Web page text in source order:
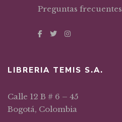
Preguntas frecuentes
LIBRERIA TEMIS S.A.
Calle 12 B # 6 – 45
Bogotá, Colombia